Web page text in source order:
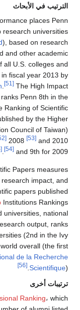
الترتيب في الأبحاث
places Penn
research universities
), based on research
and other academic
all U.S. colleges and
fiscal year 2013 by
[51] The High Impact
Penn 8th in the
Ranking of Scientific
by the Higher
Council of Taiwan)
[52] 2008 [53] and 2010
[54] and 9th for 2009.
[55]
Papers measures
impact, and
papers published
Institutions Rankings
universities, national
output, ranks
(2nd in the Ivy
overall (the first
de la Recherche
Scientifique).
[56]
ترتيبات أخرى
Ranking، which